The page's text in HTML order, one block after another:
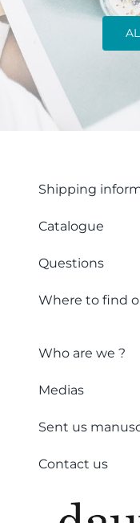
Shipping
Catalogue
Questions
Where to find
Who are we ?
Medias
Sent us
Contact us